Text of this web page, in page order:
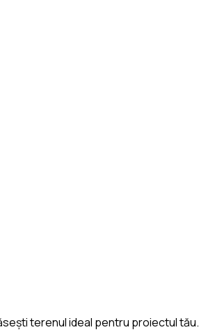
terenul ideal pentru proiectul tău.